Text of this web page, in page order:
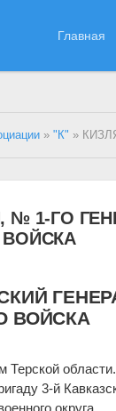
Главная
»"К" »
№ 1-ГО
ВОЙСКА
ВОЙСКА
Терской области.
3-й